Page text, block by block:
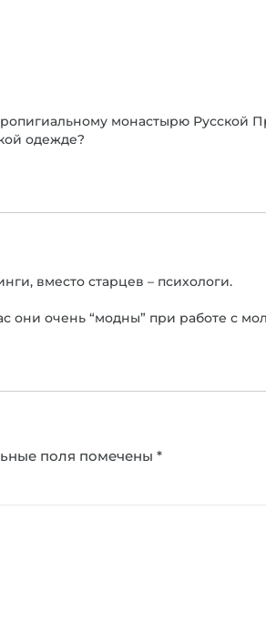
монастырю Русской
одежде?
вместо старцев – психологи.
они очень “модны” при работе с
поля помечены *